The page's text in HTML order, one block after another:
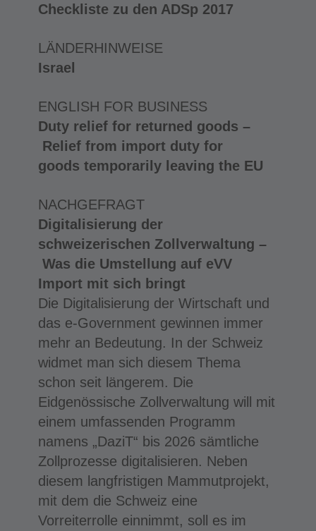
Checkliste zu den ADSp 2017
LÄNDERHINWEISE
Israel
ENGLISH FOR BUSINESS
Duty relief for returned goods –
Relief from import duty for
goods temporarily leaving the EU
NACHGEFRAGT
Digitalisierung der
schweizerischen Zollverwaltung –
Was die Umstellung auf eVV
Import mit sich bringt
Die Digitalisierung der Wirtschaft und
das e-Government gewinnen immer
mehr an Bedeutung. In der Schweiz
widmet man sich diesem Thema
schon seit längerem. Die
Eidgenössische Zollverwaltung will mit
einem umfassenden Programm
namens „DaziT“ bis 2026 sämtliche
Zollprozesse digitalisieren. Neben
diesem langfristigen Mammutprojekt,
mit dem die Schweiz eine
Vorreiterrolle einnimmt, soll es im